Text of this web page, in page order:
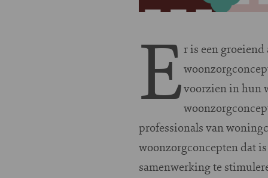
Er is een groeiend
voorzien in hun
professionals van
woonzorgconcepten dat
samenwerking te